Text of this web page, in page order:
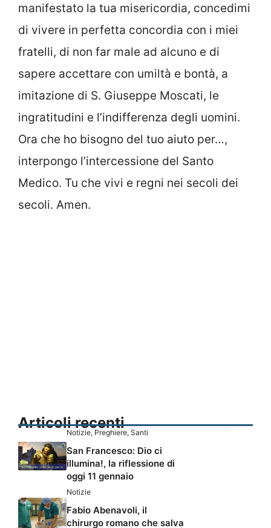
manifestato la tua misericordia, concedimi
di vivere in perfetta concordia con i miei
fratelli, di non far male ad alcuno e di
sapere accettare con umiltà e bontà, a
imitazione di S. Giuseppe Moscati, le
ingratitudini e l’indifferenza degli uomini.
Ora che ho bisogno del tuo aiuto per…,
interpongo l’intercessione del Santo
Medico. Tu che vivi e regni nei secoli dei
secoli. Amen.
Articoli recenti
Notizie, Preghiere, Santi
San Francesco: Dio ci
illumina!, la riflessione di
oggi 11 gennaio
Notizie
Fabio Abenavoli, il
chirurgo romano che salva